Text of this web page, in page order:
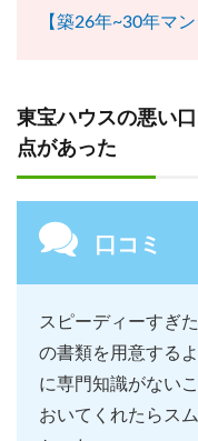
【築26年~30年マ
東宝ハウスの悪い
点があった
口コミ
スピーディーすぎ
の書類を用意する
に専門知識がない
おいてくれたらス